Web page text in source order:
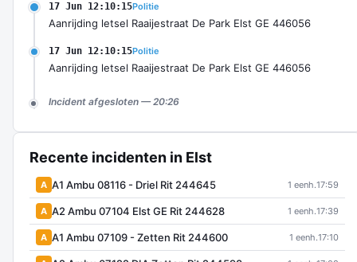
17 Jun 12:10:15Politie
Aanrijding letsel Raaijestraat De Park Elst GE 446056
17 Jun 12:10:15Politie
Aanrijding letsel Raaijestraat De Park Elst GE 446056
Incident afgesloten — 20:26
Recente incidenten in Elst
A A1 Ambu 08116 - Driel Rit 244645 1 eenh.17:59
A A2 Ambu 07104 Elst GE Rit 244628 1 eenh.17:39
A A1 Ambu 07109 - Zetten Rit 244600 1 eenh.17:10